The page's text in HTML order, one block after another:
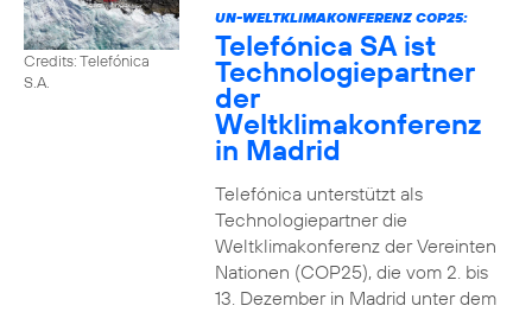
Credits: Telefónica
S.A.
UN-WELTKLIMAKONFERENZ COP25:
Telefónica SA ist
Technologiepartner
der
Weltklimakonferenz
in Madrid
Telefónica unterstützt als
Technologiepartner die
Weltklimakonferenz der Vereinten
Nationen (COP25), die vom 2. bis
13. Dezember in Madrid unter dem